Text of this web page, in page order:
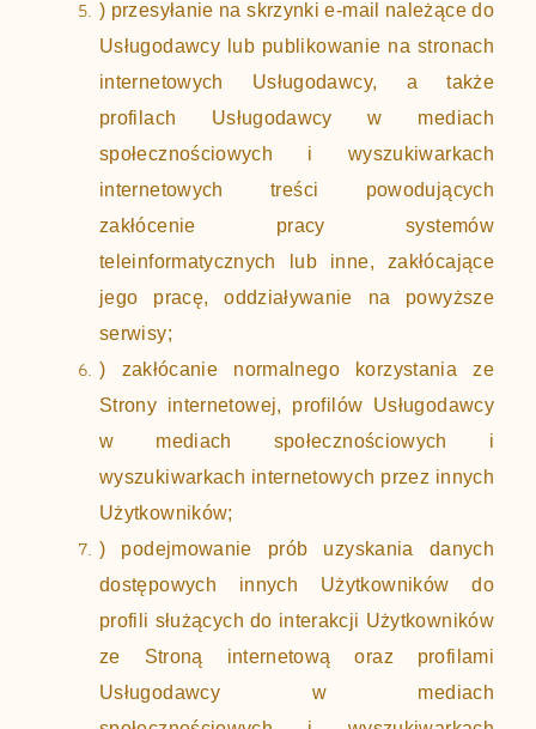
) przesyłanie na skrzynki e-mail należące do
Usługodawcy lub publikowanie na stronach
internetowych Usługodawcy, a także
profilach Usługodawcy w mediach
społecznościowych i wyszukiwarkach
internetowych treści powodujących
zakłócenie pracy systemów
teleinformatycznych lub inne, zakłócające
jego pracę, oddziaływanie na powyższe
serwisy;
) zakłócanie normalnego korzystania ze
Strony internetowej, profilów Usługodawcy
w mediach społecznościowych i
wyszukiwarkach internetowych przez innych
Użytkowników;
) podejmowanie prób uzyskania danych
dostępowych innych Użytkowników do
profili służących do interakcji Użytkowników
ze Stroną internetową oraz profilami
Usługodawcy w mediach